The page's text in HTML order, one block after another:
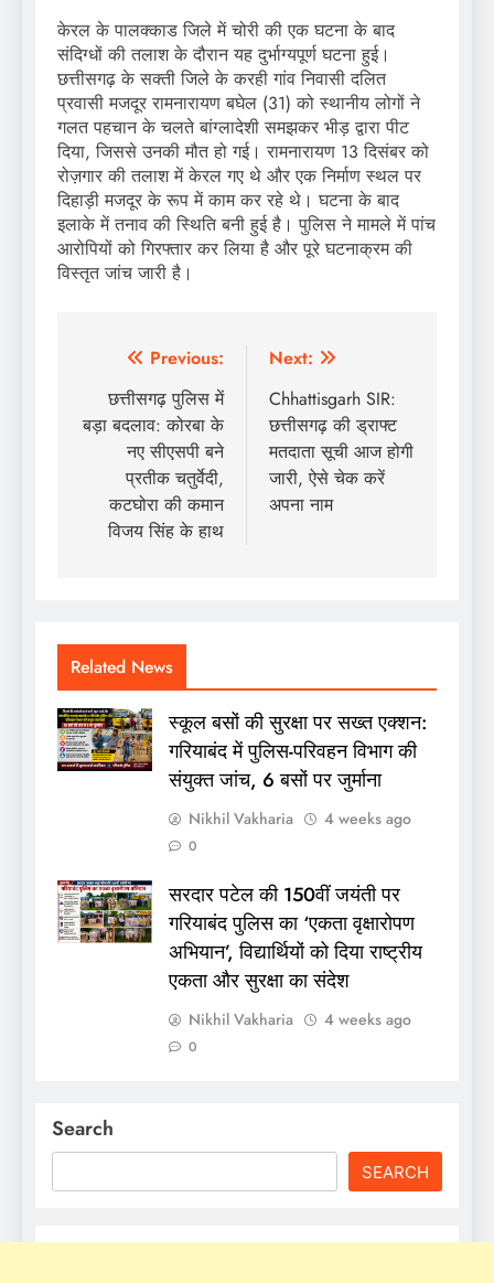
केरल के पालक्काड जिले में चोरी की एक घटना के बाद
संदिग्धों की तलाश के दौरान यह दुर्भाग्यपूर्ण घटना हुई।
छत्तीसगढ़ के सक्ती जिले के करही गांव निवासी दलित
प्रवासी मजदूर रामनारायण बघेल (31) को स्थानीय लोगों ने
गलत पहचान के चलते बांग्लादेशी समझकर भीड़ द्वारा पीट
दिया, जिससे उनकी मौत हो गई। रामनारायण 13 दिसंबर को
रोज़गार की तलाश में केरल गए थे और एक निर्माण स्थल पर
दिहाड़ी मजदूर के रूप में काम कर रहे थे। घटना के बाद
इलाके में तनाव की स्थिति बनी हुई है। पुलिस ने मामले में पांच
आरोपियों को गिरफ्तार कर लिया है और पूरे घटनाक्रम की
विस्तृत जांच जारी है।
Post
navigation
Previous:
छत्तीसगढ़ पुलिस में
बड़ा बदलाव: कोरबा के
नए सीएसपी बने
प्रतीक चतुर्वेदी,
कटघोरा की कमान
विजय सिंह के हाथ
Next:
Chhattisgarh SIR:
छत्तीसगढ़ की ड्राफ्ट
मतदाता सूची आज होगी
जारी, ऐसे चेक करें
अपना नाम
Related News
स्कूल बसों की सुरक्षा पर सख्त एक्शन:
गरियाबंद में पुलिस-परिवहन विभाग की
संयुक्त जांच, 6 बसों पर जुर्माना
Nikhil Vakharia 4 weeks ago
0
सरदार पटेल की 150वीं जयंती पर
गरियाबंद पुलिस का ‘एकता वृक्षारोपण
अभियान’, विद्यार्थियों को दिया राष्ट्रीय
एकता और सुरक्षा का संदेश
Nikhil Vakharia 4 weeks ago
0
Search
SEARCH